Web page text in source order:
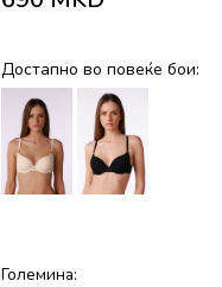
Достапно во повеќе бои:
Големина: